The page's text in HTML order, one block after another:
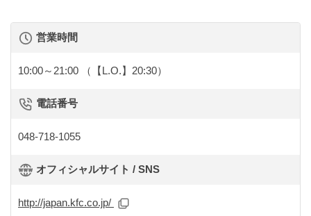
営業時間
10:00～21:00 （【L.O.】20:30）
電話番号
048-718-1055
オフィシャルサイト / SNS
http://japan.kfc.co.jp/